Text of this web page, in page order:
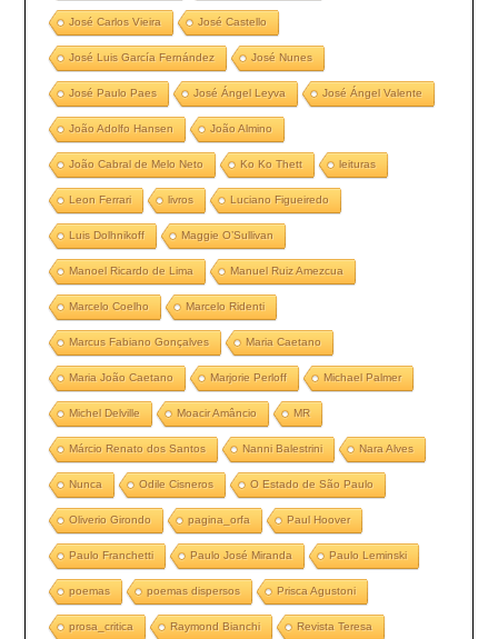
José Carlos Vieira José Castello
José Luis García Fernández José Nunes
José Paulo Paes José Ángel Leyva José Ángel Valente
João Adolfo Hansen João Almino
João Cabral de Melo Neto Ko Ko Thett leituras
Leon Ferrari livros Luciano Figueiredo
Luis Dolhnikoff Maggie O’Sullivan
Manoel Ricardo de Lima Manuel Ruiz Amezcua
Marcelo Coelho Marcelo Ridenti
Marcus Fabiano Gonçalves Maria Caetano
Maria João Caetano Marjorie Perloff Michael Palmer
Michel Delville Moacir Amâncio MR
Márcio Renato dos Santos Nanni Balestrini Nara Alves
Nunca Odile Cisneros O Estado de São Paulo
Oliverio Girondo pagina_orfa Paul Hoover
Paulo Franchetti Paulo José Miranda Paulo Leminski
poemas poemas dispersos Prisca Agustoni
prosa_critica Raymond Bianchi Revista Teresa